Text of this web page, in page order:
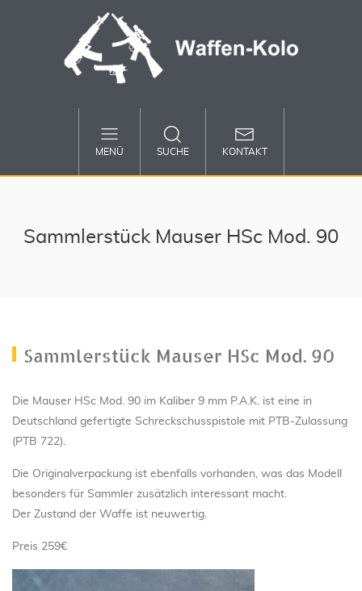
MENÜ SUCHE KONTAKT
Sammlerstück Mauser HSc Mod. 90
Sammlerstück Mauser HSc Mod. 90
Die Mauser HSc Mod. 90 im Kaliber 9 mm P.A.K. ist eine in
Deutschland gefertigte Schreckschusspistole mit PTB-Zulassung
(PTB 722).
Die Originalverpackung ist ebenfalls vorhanden, was das Modell
besonders für Sammler zusätzlich interessant macht.
Der Zustand der Waffe ist neuwertig.
Preis 259€